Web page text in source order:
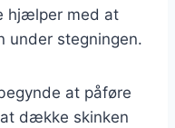
hjælper med at
under stegningen.
at påføre
dække skinken